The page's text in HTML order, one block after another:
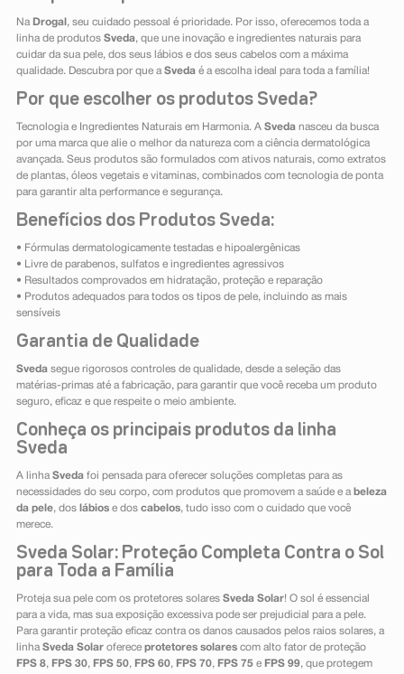
Na Drogal , seu cuidado pessoal é prioridade. Por isso, oferecemos toda a
linha de produtos Sveda, que une inovação e ingredientes naturais para
cuidar da sua pele, dos seus lábios e dos seus cabelos com a máxima
qualidade. Descubra por que a Svedaé a escolha ideal para toda a família!
Por que escolher os produtos Sveda?
Tecnologia e Ingredientes Naturais em Harmonia. A Svedanasceu da busca
por uma marca que alie o melhor da natureza com a ciência dermatológica
avançada. Seus produtos são formulados com ativos naturais, como extratos
de plantas, óleos vegetais e vitaminas, combinados com tecnologia de ponta
para garantir alta performance e segurança.
Benefícios dos Produtos Sveda:
• Fórmulas dermatologicamente testadas e hipoalergênicas
• Livre de parabenos, sulfatos e ingredientes agressivos
• Resultados comprovados em hidratação, proteção e reparação
• Produtos adequados para todos os tipos de pele, incluindo as mais
sensíveis
Garantia de Qualidade
Svedasegue rigorosos controles de qualidade, desde a seleção das
matérias-primas até a fabricação, para garantir que você receba um produto
seguro, eficaz e que respeite o meio ambiente.
Conheça os principais produtos da linha
Sveda
A linha Svedafoi pensada para oferecer soluções completas para as
necessidades do seu corpo, com produtos que promovem a saúde e a beleza
da pele, dos lábiose dos cabelos, tudo isso com o cuidado que você
merece.
Sveda Solar: Proteção Completa Contra o Sol
para Toda a Família
Proteja sua pele com os protetores solares Sveda Solar! O sol é essencial
para a vida, mas sua exposição excessiva pode ser prejudicial para a pele.
Para garantir proteção eficaz contra os danos causados pelos raios solares, a
linha Sveda Solaroferece protetores solarescom alto fator de proteção
FPS 8, FPS 30, FPS 50, FPS 60, FPS 70, FPS 75e FPS 99, que protegem